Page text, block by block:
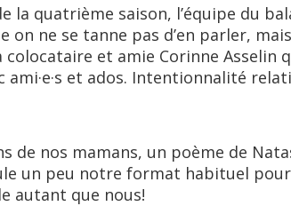
la quatrième saison, l’équipe du
on ne se tanne pas d’en parler,
colocataire et amie Corinne
ami·e·s et ados. Intentionnalité
de nos mamans, un poème de
un peu notre format habituel
autant que nous!